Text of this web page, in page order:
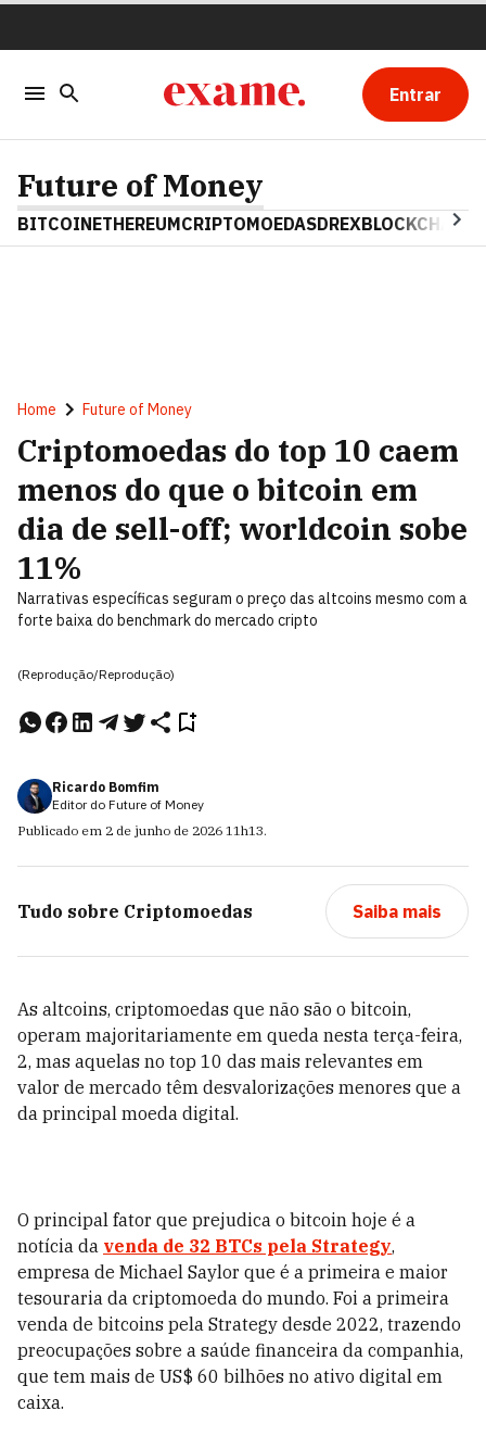
Entrar
Future of Money
BITCOINETHEREUMCRIPTOMOEDASDREXBLOCKCHAIN
Home Future of Money
Criptomoedas do top 10 caem
menos do que o bitcoin em
dia de sell-off; worldcoin sobe
11%
Narrativas específicas seguram o preço das altcoins mesmo com a
forte baixa do benchmark do mercado cripto
(Reprodução/Reprodução)
Ricardo Bomfim
Editor do Future of Money
Publicado em 2 de junho de 2026 11h13.
Tudo sobre Criptomoedas Saiba mais
As altcoins, criptomoedas que não são o bitcoin,
operam majoritariamente em queda nesta terça-feira,
2, mas aquelas no top 10 das mais relevantes em
valor de mercado têm desvalorizações menores que a
da principal moeda digital.
O principal fator que prejudica o bitcoin hoje é a
notícia da venda de 32 BTCs pela Strategy,
empresa de Michael Saylor que é a primeira e maior
tesouraria da criptomoeda do mundo. Foi a primeira
venda de bitcoins pela Strategy desde 2022, trazendo
preocupações sobre a saúde financeira da companhia,
que tem mais de US$ 60 bilhões no ativo digital em
caixa.